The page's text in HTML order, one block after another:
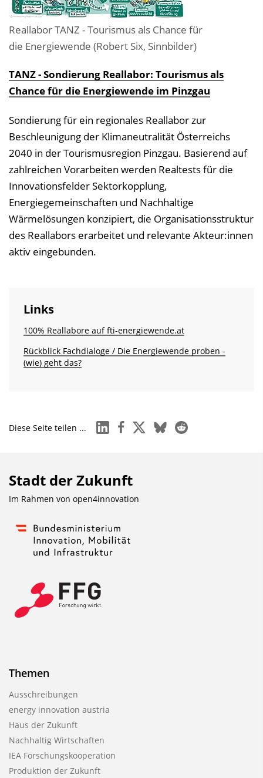
Reallabor TANZ - Tourismus als Chance für
die Energiewende (Robert Six, Sinnbilder)
TANZ - Sondierung Reallabor: Tourismus als
Chance für die Energiewende im Pinzgau
Sondierung für ein regionales Reallabor zur
Beschleunigung der Klimaneutralität Österreichs
2040 in der Tourismusregion Pinzgau. Basierend auf
zahlreichen Vorarbeiten werden Realtests für die
Innovationsfelder Sektorkopplung,
Energiegemeinschaften und Nachhaltige
Wärmelösungen konzipiert, die Organisationsstruktur
des Reallabors erarbeitet und relevante Akteur:innen
aktiv eingebunden.
Links
100% Reallabore auf fti-energiewende.at
Rückblick Fachdialoge / Die Energiewende proben -
(wie) geht das?
Diese Seite teilen ... linkedinfacebook
x blueskyreddit
Stadt der Zukunft
Im Rahmen von open4innovation
Themen
Ausschreibungen
energy innovation austria
Haus der Zukunft
Nachhaltig Wirtschaften
IEA Forschungs­kooperation
Produktion der Zukunft